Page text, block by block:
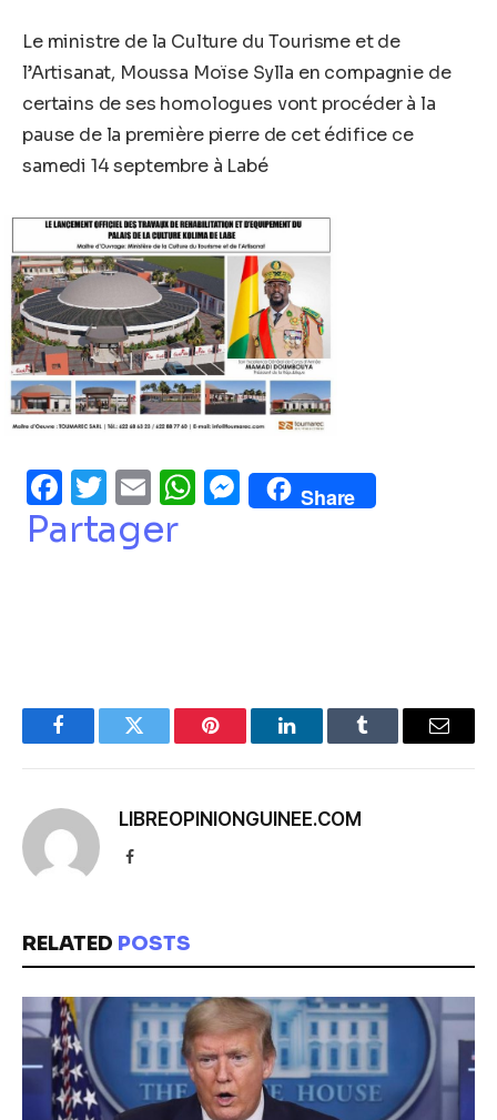
Le ministre de la Culture du Tourisme et de
l’Artisanat, Moussa Moïse Sylla en compagnie de
certains de ses homologues vont procéder à la
pause de la première pierre de cet édifice ce
samedi 14 septembre à Labé
Facebook
Twitter
EmailWhatsApp
Messenger
Share
Partager
FacebookTwitter Pinterest LinkedInTumblr Email
LIBREOPINIONGUINEE.COM
Facebook
RELATED POSTS